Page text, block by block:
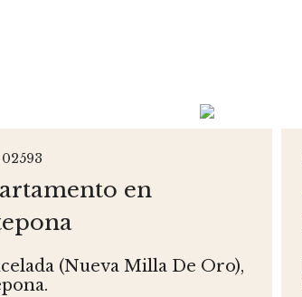
en
(Nueva Milla De Oro),